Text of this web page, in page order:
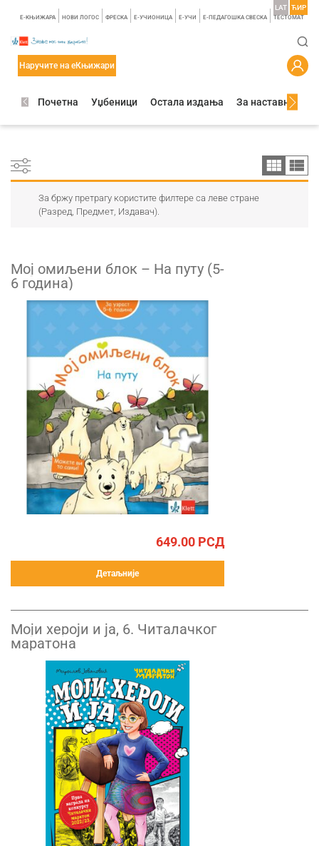
E-КЊИЖАРА НОВИ ЛОГОС ФРЕСКА E-УЧИОНИЦА E-УЧИ Е-ПЕДАГОШКА СВЕСКА TЕСТОМАТ
LAT ЋИР
Наручите на еКњижари
Почетна Уџбеници Остала издања За наставнике
За бржу претрагу користите филтере са леве стране
(Разред, Предмет, Издавач).
Мој омиљени блок – На путу (5-
6 годинa)
649.00 РСД
Детаљније
Моји хероји и ја, 6. Читалачког
маратона